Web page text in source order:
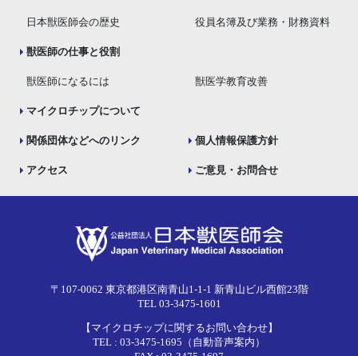
日本獣医師会の歴史 役員名簿及び業務・財務資料
獣医師の仕事と役割
獣医師になるには 獣医学教育改善
マイクロチップについて
関係団体などへのリンク 個人情報保護方針
アクセス ご意見・お問合せ
〒107-0062 東京都港区南青山1-1-1 新青山ビル西館23階
TEL 03-3475-1601
【マイクロチップに関するお問い合わせ】
TEL : 03-3475-1695（自動音声案内）